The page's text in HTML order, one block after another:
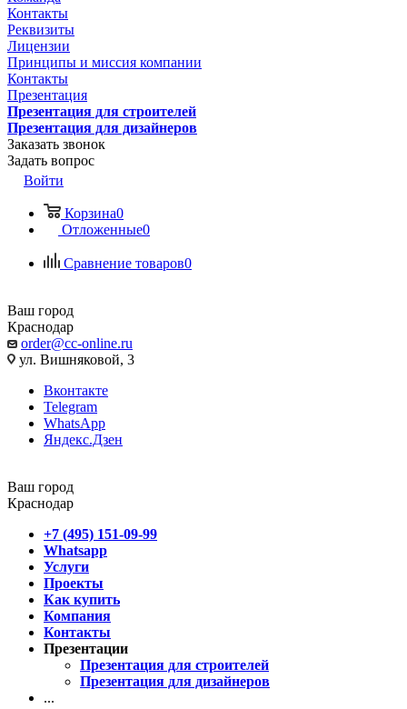
Контакты
Реквизиты
Лицензии
Принципы и миссия компании
Контакты
Презентация
Презентация для строителей
Презентация для дизайнеров
Заказать звонок
Задать вопрос
Войти
Корзина0
Отложенные0
Сравнение товаров0
Ваш город
Краснодар
order@cc-online.ru
ул. Вишняковой, 3
Вконтакте
Telegram
WhatsApp
Яндекс.Дзен
Ваш город
Краснодар
+7 (495) 151-09-99
Whatsapp
Услуги
Проекты
Как купить
Компания
Контакты
Презентации
Презентация для строителей
Презентация для дизайнеров
...